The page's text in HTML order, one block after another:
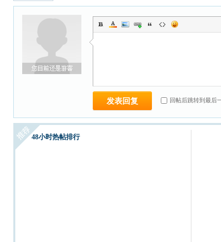
发表回复 回帖后跳转到最后
48小时热帖排行